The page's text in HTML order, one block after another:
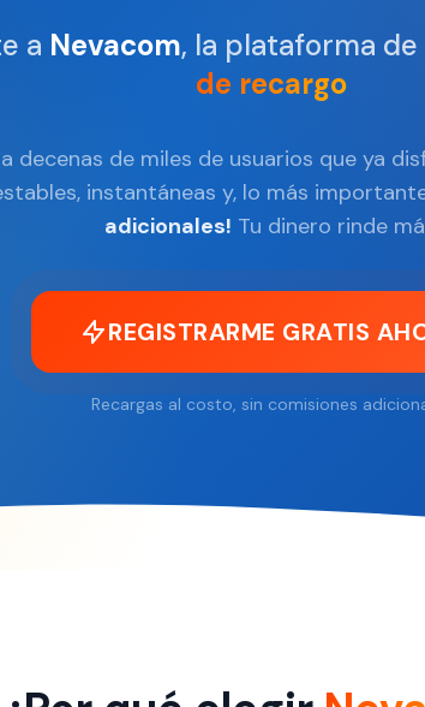
a Nevacom, la plataforma
de recargo
decenas de miles de usuarios que ya
instantáneas y, lo más
adicionales! Tu dinero rinde
REGISTRARME GRATIS
Recargas al costo, sin comisiones